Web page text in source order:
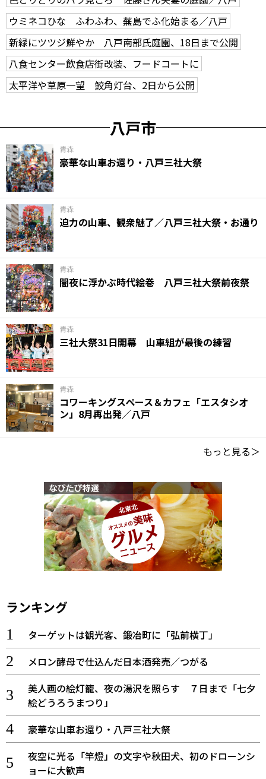
ウミネコひな ふわふわ、蕪島でふ化始まる／八戸
新緑にツツジ鮮やか 八戸南部氏庭園、18日まで公開
八食センター飲食店街改装、フードコートに
太平洋や草原一望 鮫角灯台、2日から公開
八戸市
青森
豪華な山車お還り・八戸三社大祭
青森
迫力の山車、観衆魅了／八戸三社大祭・お通り
青森
闇夜に浮かぶ時代絵巻 八戸三社大祭前夜祭
青森
三社大祭31日開幕 山車組が最後の練習
青森
コワーキングスペース＆カフェ「エスタシオ
ン」8月再出発／八戸
もっと見る＞
ランキング
ターゲットは観光客、鍛冶町に「弘前横丁」
メロン酵母で仕込んだ日本酒発売／つがる
美人画の絵灯籠、夜の湯沢を照らす ７日まで「七夕
絵どうろうまつり」
豪華な山車お還り・八戸三社大祭
夜空に光る「竿燈」の文字や秋田犬、初のドローンシ
ョーに大歓声